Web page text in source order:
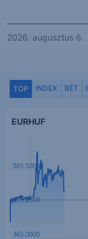
2026. augusztus 6.
TOP INDEX BÉT
EURHUF
365.0000
365.2500
365.5000